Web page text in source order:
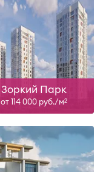
Зоркий Парк
от 114 000 руб./м2